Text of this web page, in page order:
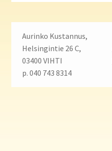
Aurinko Kustannus,
Helsingintie 26 C,
03400 VIHTI
p. 040 743 8314